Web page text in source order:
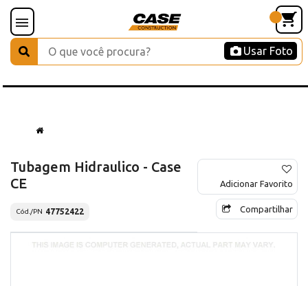
Usar Foto
Tubagem Hidraulico - Case
CE
Cód./PN 47752422
Adicionar Favorito
Compartilhar